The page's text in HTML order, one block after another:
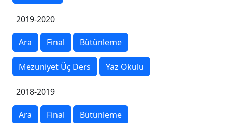
2019-2020
Ara Final Bütünleme
Mezuniyet Üç Ders Yaz Okulu
2018-2019
Ara Final Bütünleme